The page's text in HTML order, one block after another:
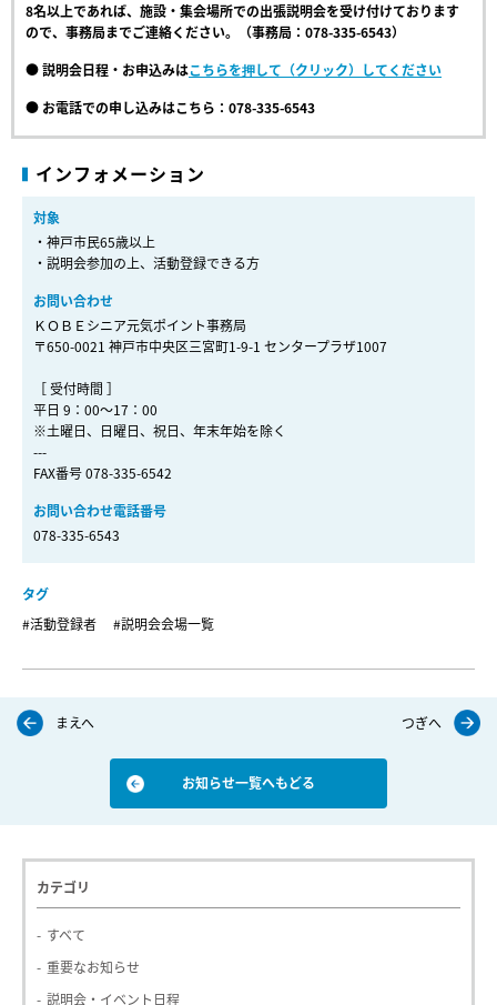
8名以上であれば、施設・集会場所での出張説明会を受け付けております
ので、事務局までご連絡ください。
（事務局：078-335-6543）
● 説明会日程・お申込みはこちらを押して（クリック）してください
● お電話での申し込みはこちら：078-335-6543
インフォメーション
対象
・神戸市民65歳以上
・説明会参加の上、活動登録できる方
お問い合わせ
ＫＯＢＥシニア元気ポイント事務局
〒650-0021 神戸市中央区三宮町1-9-1 センタープラザ1007
［ 受付時間 ］
平日 9：00～17：00
※土曜日、日曜日、祝日、年末年始を除く
---
FAX番号 078-335-6542
お問い合わせ電話番号
078-335-6543
タグ
#活動登録者
#説明会会場一覧
まえへ
お知らせ一覧へもどる
つぎへ
カテゴリ
すべて
重要なお知らせ
説明会・イベント日程